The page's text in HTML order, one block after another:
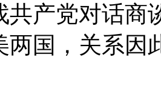
共产党对话商
两国，关系因